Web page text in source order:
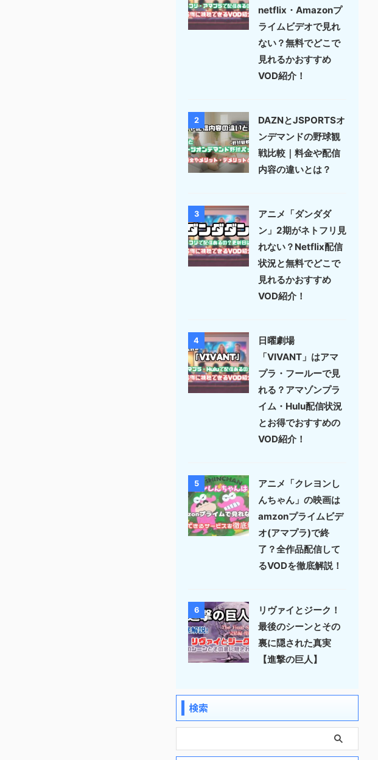
netflix・Amazonプ
ライムビデオで見れ
ない？無料でどこで
見れるかおすすめ
VOD紹介！
2
DAZNとJSPORTSオ
ンデマンドの野球観
戦比較｜料金や配信
内容の違いとは？
3
アニメ「ダンダダ
ン」2期がネトフリ見
れない？Netflix配信
状況と無料でどこで
見れるかおすすめ
VOD紹介！
4
日曜劇場
「VIVANT」はアマ
プラ・フールーで見
れる？アマゾンプラ
イム・Hulu配信状況
とお得でおすすめの
VOD紹介！
5
アニメ「クレヨンし
んちゃん」の映画は
amzonプライムビデ
オ(アマプラ)で終
了？全作品配信して
るVODを徹底解説！
6
リヴァイとジーク！
最後のシーンとその
裏に隠された真実
【進撃の巨人】
検索